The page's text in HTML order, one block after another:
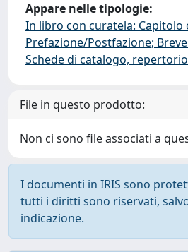
Appare nelle tipologie:
In libro con curatela: Capitolo
Prefazione/Postfazione;
Schede di catalogo,
File in questo prodotto:
Non ci sono file associati a
I documenti in IRIS sono
tutti i diritti sono riservati,
indicazione.